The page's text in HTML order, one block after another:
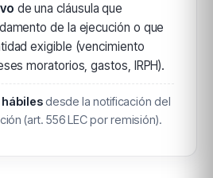
de una cláusula que
de la ejecución o que
exigible (vencimiento
moratorios, gastos, IRPH).
hábilesdesde la notificación del
(art. 556 LEC por remisión).